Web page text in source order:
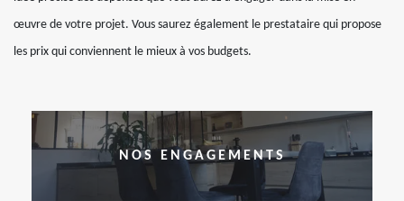
œuvre de votre projet. Vous saurez également le prestataire qui propose
les prix qui conviennent le mieux à vos budgets.
NOS ENGAGEMENTS